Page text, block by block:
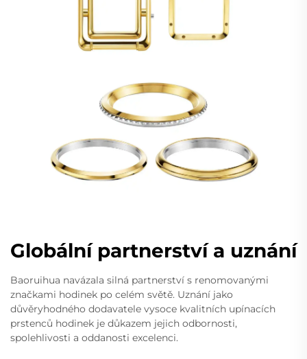
Globální partnerství a uznání
Baoruihua navázala silná partnerství s renomovanými
značkami hodinek po celém světě. Uznání jako
důvěryhodného dodavatele vysoce kvalitních upínacích
prstenců hodinek je důkazem jejich odbornosti,
spolehlivosti a oddanosti excelenci.